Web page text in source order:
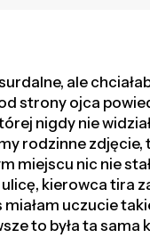
ale
strony ojca
nigdy nie
rodzinne
miejscu nic nie
kierowca tira
uczucie
to była ta sama